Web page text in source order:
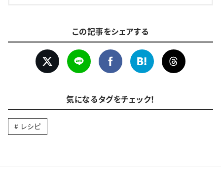
この記事をシェアする
気になるタグをチェック！
レシピ